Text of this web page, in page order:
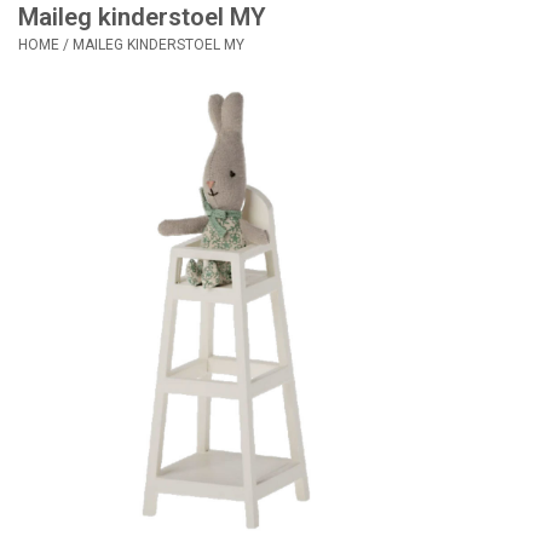
Cadeauservice
Maileg kinderstoel MY
HOME / MAILEG KINDERSTOEL MY